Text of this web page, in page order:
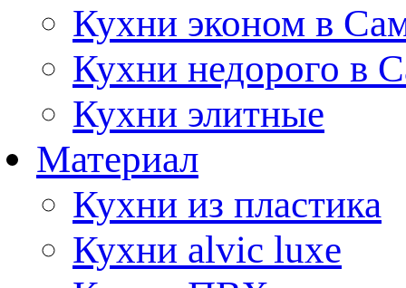
Кухни эконом в
Кухни недорого в
Кухни элитные
Материал
Кухни из пластика
Кухни alvic luxe